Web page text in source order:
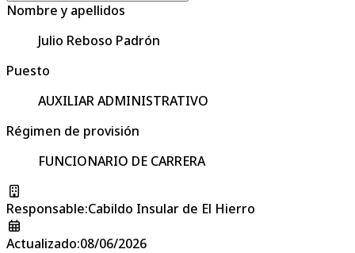
Nombre y apellidos
Julio Reboso Padrón
Puesto
AUXILIAR ADMINISTRATIVO
Régimen de provisión
FUNCIONARIO DE CARRERA
Responsable:Cabildo Insular de El Hierro
Actualizado:08/06/2026